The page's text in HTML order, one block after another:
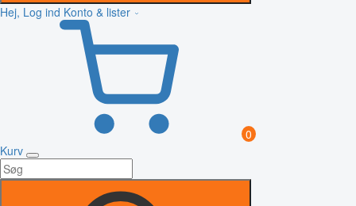
Hej, Log ind Konto & lister
0
Kurv